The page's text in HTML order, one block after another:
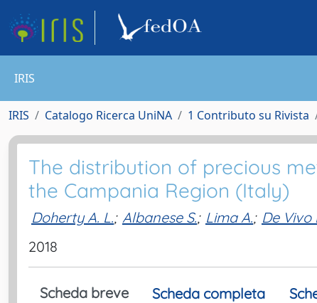
IRIS
IRIS Catalogo Ricerca UniNA 1 Contributo su Rivista
The distribution of precious
the Campania Region (Italy)
Doherty A. L.; Albanese S.; Lima A.; De Vivo
2018
Scheda breve Scheda completa